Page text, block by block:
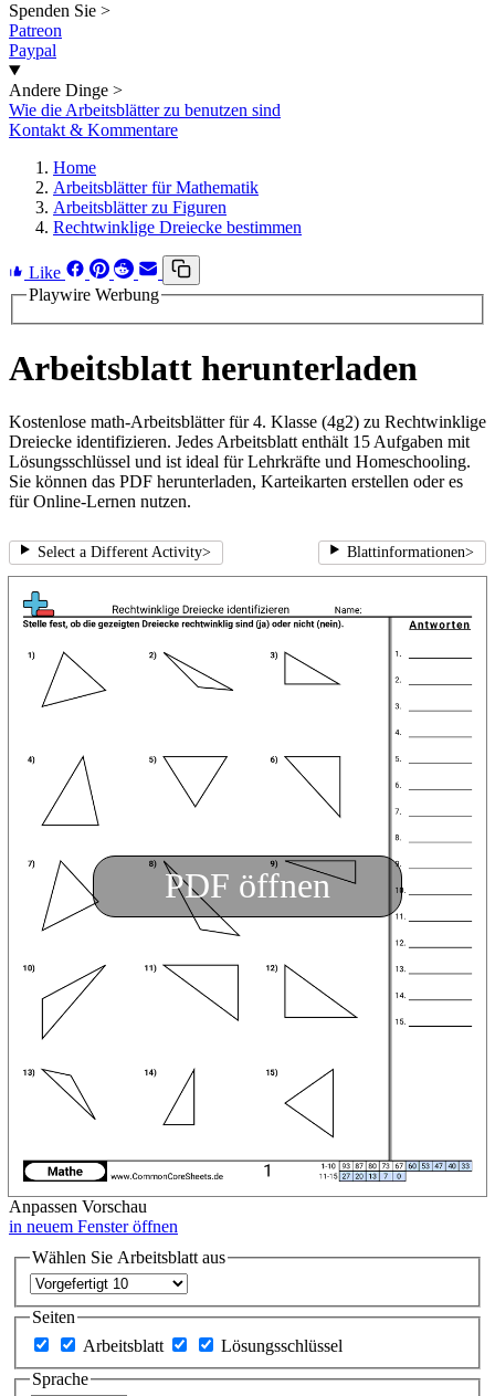
Spenden Sie >
Patreon
Paypal
Andere Dinge >
Wie die Arbeitsblätter zu benutzen sind
Kontakt & Kommentare
Home
Arbeitsblätter für Mathematik
Arbeitsblätter zu Figuren
Rechtwinklige Dreiecke bestimmen
Like
Playwire Werbung
Arbeitsblatt herunterladen
Kostenlose math-Arbeitsblätter für 4. Klasse (4g2) zu Rechtwinklige
Dreiecke identifizieren. Jedes Arbeitsblatt enthält 15 Aufgaben mit
Lösungsschlüssel und ist ideal für Lehrkräfte und Homeschooling.
Sie können das PDF herunterladen, Karteikarten erstellen oder es
für Online-Lernen nutzen.
Select a Different Activity> Blattinformationen>
PDF öffnen
Anpassen Vorschau
in neuem Fenster öffnen
Wählen Sie Arbeitsblatt aus
Seiten
Arbeitsblatt
Lösungsschlüssel
Sprache